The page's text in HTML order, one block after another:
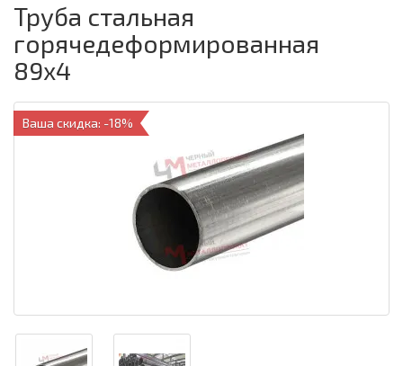
Труба стальная
горячедеформированная
89x4
Ваша скидка: -18%